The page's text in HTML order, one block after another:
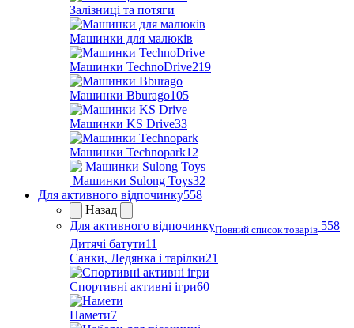
Залізниці та потяги
Машинки для малюків
Машинки TechnoDrive219
Машинки Bburago105
Машинки KS Drive33
Машинки Technopark12
Машинки Sulong Toys32
Для активного відпочинку558
Назад
Для активного відпочинкуПовний список товарів 558
Дитячі батути11
Санки, Ледянка і тарілки21
Спортивні активні ігри60
Намети7